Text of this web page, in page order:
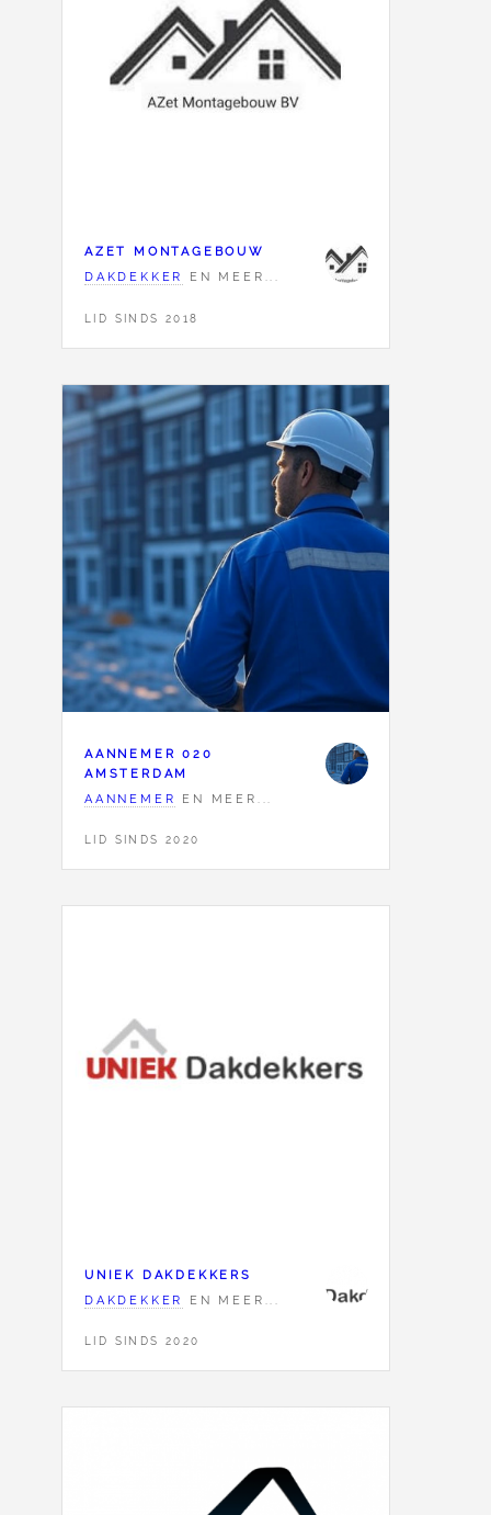
AZET MONTAGEBOUW
DAKDEKKER
EN MEER...
LID SINDS 2018
AANNEMER 020
AMSTERDAM
AANNEMER
EN MEER...
LID SINDS 2020
UNIEK DAKDEKKERS
DAKDEKKER
EN MEER...
LID SINDS 2020